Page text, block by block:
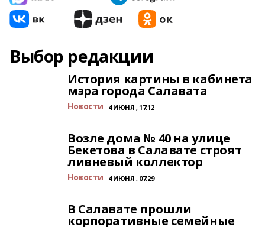
Выбор редакции
История картины в кабинета
мэра города Салавата
Новости 4 ИЮНЯ , 17:12
Возле дома № 40 на улице
Бекетова в Салавате строят
ливневый коллектор
Новости 4 ИЮНЯ , 07:29
В Салавате прошли
корпоративные семейные